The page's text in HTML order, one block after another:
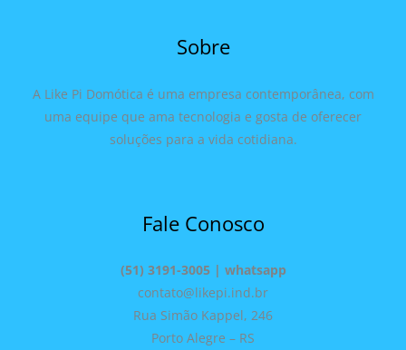
Sobre
A Like Pi Domótica é uma empresa contemporânea, com
uma equipe que ama tecnologia e gosta de oferecer
soluções para a vida cotidiana.
Fale Conosco
(51) 3191-3005 | whatsapp
contato@likepi.ind.br
Rua Simão Kappel, 246
Porto Alegre – RS